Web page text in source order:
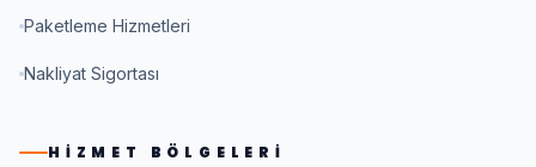
Paketleme Hizmetleri
Nakliyat Sigortası
HIZMET BÖLGELERI